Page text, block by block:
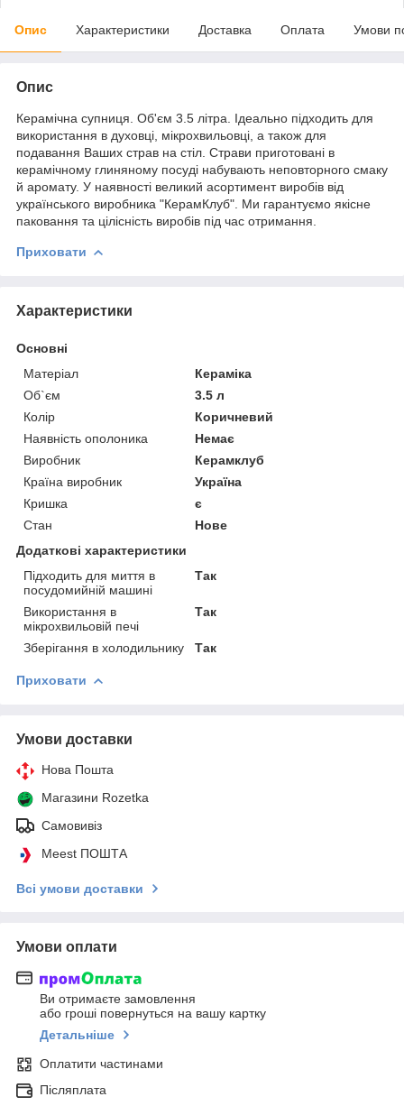
Опис Характеристики Доставка Оплата Умови
Опис
Керамічна супниця. Об'єм 3.5 літра. Ідеально підходить для
використання в духовці, мікрохвильовці, а також для
подавання Ваших страв на стіл. Страви приготовані в
керамічному глиняному посуді набувають неповторного смаку
й аромату. У наявності великий асортимент виробів від
українського виробника "КерамКлуб". Ми гарантуємо якісне
паковання та цілісність виробів під час отримання.
Приховати
Характеристики
Основні
Матеріал
Кераміка
Об`єм
3.5 л
Колір
Коричневий
Наявність ополоника
Немає
Виробник
Керамклуб
Країна виробник
Україна
Кришка
є
Стан
Нове
Додаткові характеристики
Підходить для миття в
посудомийній машині
Так
Використання в
мікрохвильовій печі
Так
Зберігання в холодильнику Так
Приховати
Умови доставки
Нова Пошта
Магазини Rozetka
Самовивіз
Meest ПОШТА
Всі умови доставки
Умови оплати
Ви отримаєте замовлення
або гроші повернуться на вашу картку
Детальніше
Оплатити частинами
Післяплата